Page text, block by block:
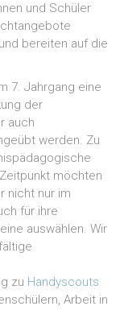
und Schüler
bereiten auf die
7. Jahrgang eine
der
auch
werden. Zu
möchten
nicht nur im
für ihre
auswählen. Wir
zu Handyscouts
Arbeit in